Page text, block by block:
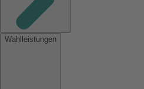
Wahlleistungen